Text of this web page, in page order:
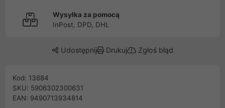
Wysyłka za pomocą
InPost, DPD, DHL
Udostępnij Drukuj Zgłoś błąd
Kod: 13684
SKU: 5906302300631
EAN: 9490713934814